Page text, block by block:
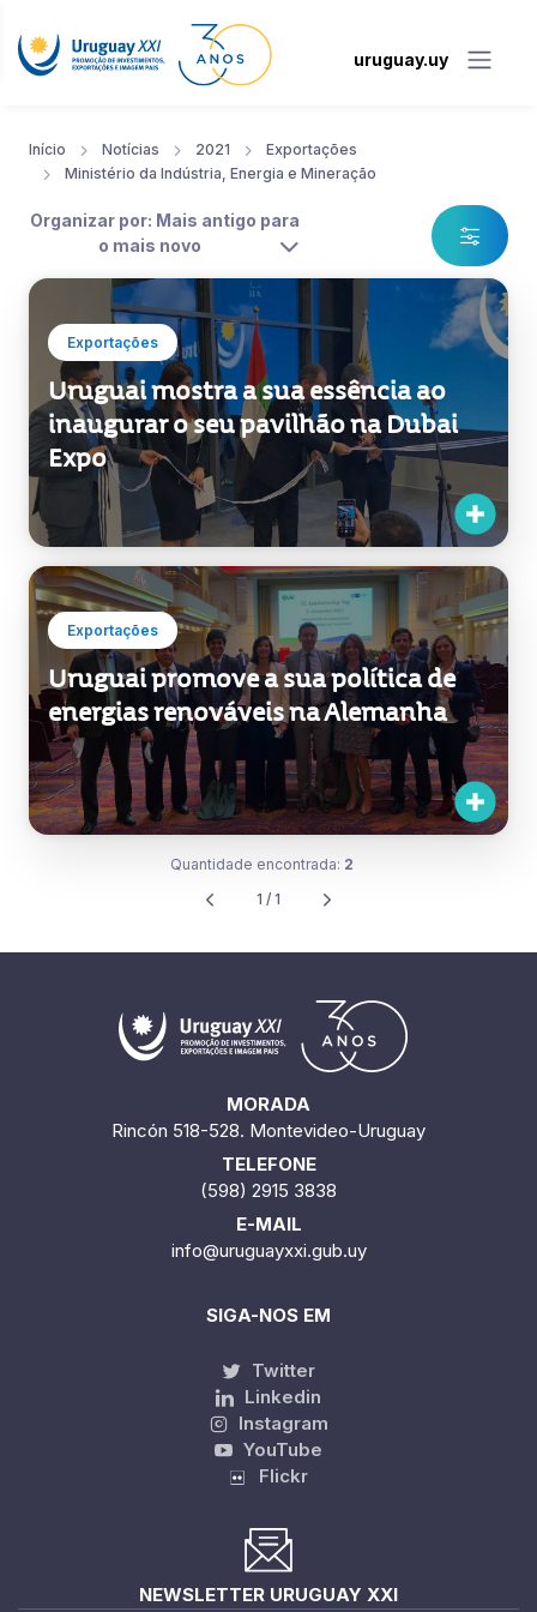
uruguay.uy
Início Notícias 2021
Exportações
Ministério da Indústria, Energia e Mineração
Organizar por: Mais antigo para
o mais novo
Exportações
Uruguai mostra a sua essência ao
inaugurar o seu pavilhão na Dubai
Expo
Exportações
Uruguai promove a sua política de
energias renováveis na Alemanha
Quantidade encontrada: 2
1 / 1
MORADA
Rincón 518-528. Montevideo-Uruguay
TELEFONE
(598) 2915 3838
E-MAIL
info@uruguayxxi.gub.uy
SIGA-NOS EM
Twitter
Linkedin
Instagram
YouTube
Flickr
NEWSLETTER URUGUAY XXI